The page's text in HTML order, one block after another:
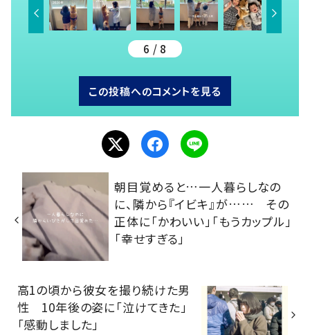
6 / 8
この投稿へのコメントを見る
朝目覚めると…一人暮らしなの
に、隣から『イビキ』が…… その
正体に「かわいい」「もうカップル」
「幸せすぎる」
高1の頃から彼女を撮り続けた男
性 10年後の姿に「泣けてきた」
「感動しました」